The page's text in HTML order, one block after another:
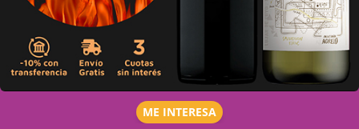
ME INTERESA